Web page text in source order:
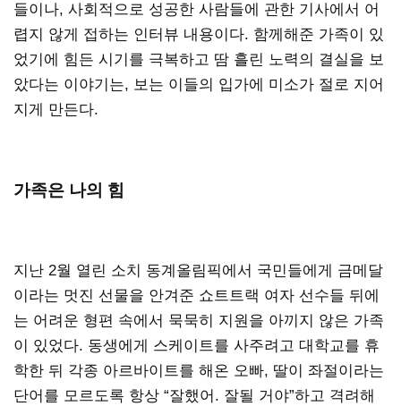
들이나, 사회적으로 성공한 사람들에 관한 기사에서 어
렵지 않게 접하는 인터뷰 내용이다. 함께해준 가족이 있
었기에 힘든 시기를 극복하고 땀 흘린 노력의 결실을 보
았다는 이야기는, 보는 이들의 입가에 미소가 절로 지어
지게 만든다.
가족은 나의 힘
지난 2월 열린 소치 동계올림픽에서 국민들에게 금메달
이라는 멋진 선물을 안겨준 쇼트트랙 여자 선수들 뒤에
는 어려운 형편 속에서 묵묵히 지원을 아끼지 않은 가족
이 있었다. 동생에게 스케이트를 사주려고 대학교를 휴
학한 뒤 각종 아르바이트를 해온 오빠, 딸이 좌절이라는
단어를 모르도록 항상 “잘했어. 잘될 거야”하고 격려해